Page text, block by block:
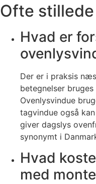
Ofte
Hvad er
Der er i praksis
betegnelser
Ovenlysvindue
tagvindue også
giver dagslys
synonymt i
Hvad
med